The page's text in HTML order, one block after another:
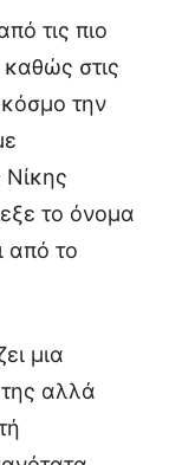
τις πιο
στις
την
Νίκης
το όνομα
από το
μια
αλλά